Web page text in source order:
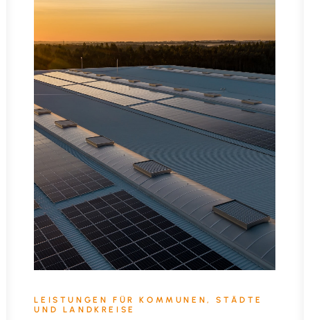
LEISTUNGEN FÜR KOMMUNEN, STÄDTE
UND LANDKREISE